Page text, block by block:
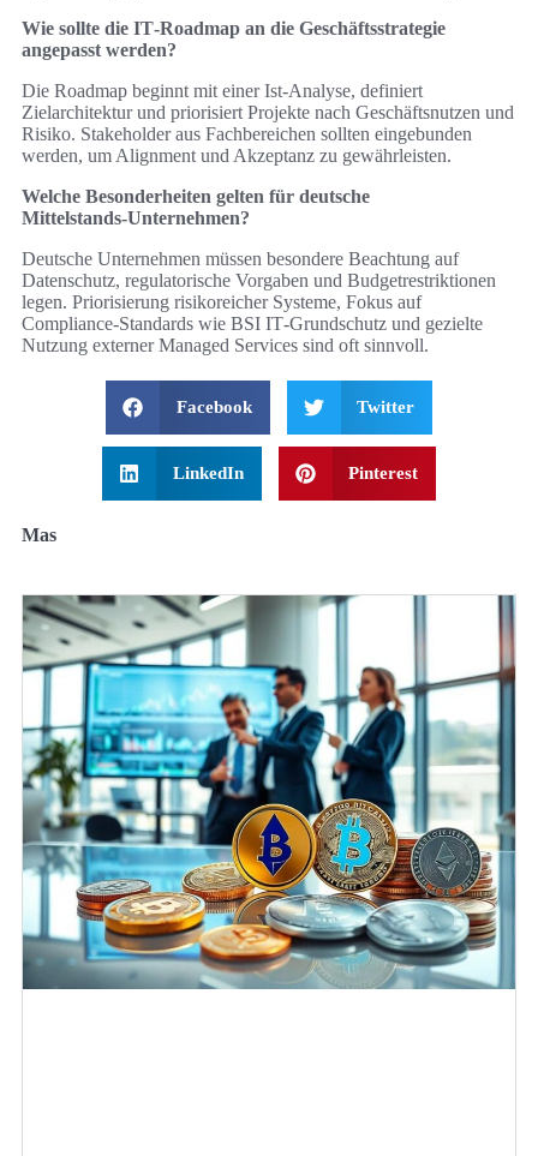
Wie sollte die IT‑Roadmap an die Geschäftsstrategie
angepasst werden?
Die Roadmap beginnt mit einer Ist‑Analyse, definiert
Zielarchitektur und priorisiert Projekte nach Geschäftsnutzen und
Risiko. Stakeholder aus Fachbereichen sollten eingebunden
werden, um Alignment und Akzeptanz zu gewährleisten.
Welche Besonderheiten gelten für deutsche
Mittelstands‑Unternehmen?
Deutsche Unternehmen müssen besondere Beachtung auf
Datenschutz, regulatorische Vorgaben und Budgetrestriktionen
legen. Priorisierung risikoreicher Systeme, Fokus auf
Compliance‑Standards wie BSI IT‑Grundschutz und gezielte
Nutzung externer Managed Services sind oft sinnvoll.
Facebook Twitter
LinkedIn Pinterest
Mas